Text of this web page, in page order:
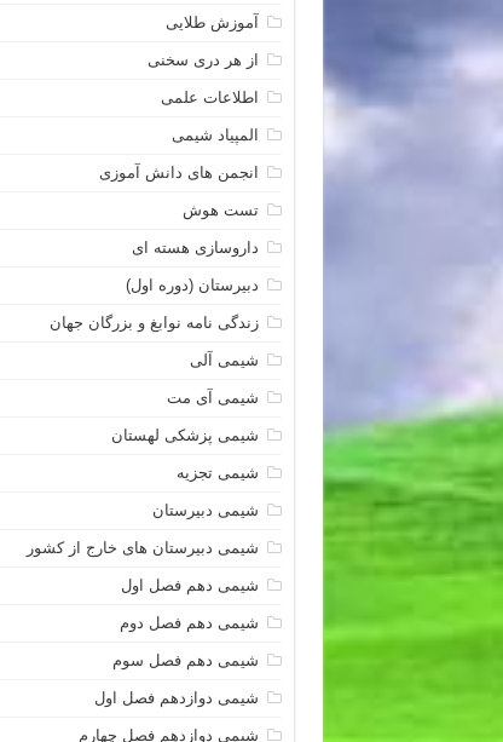
آموزش طلایی
از هر دری سخنی
اطلاعات علمی
المپیاد شیمی
انجمن های دانش آموزی
تست هوش
داروسازی هسته ای
دبیرستان (دوره اول)
زندگی نامه نوابغ و بزرگان جهان
شیمی آلی
شیمی آی مت
شیمی پزشکی لهستان
شیمی تجزیه
شیمی دبیرستان
شیمی دبیرستان های خارج از کشور
شیمی دهم فصل اول
شیمی دهم فصل دوم
شیمی دهم فصل سوم
شیمی دوازدهم فصل اول
شیمی دوازدهم فصل چهارم